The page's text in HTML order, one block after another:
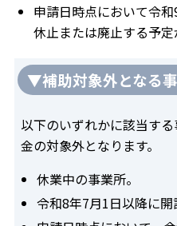
申請日時点において令
休止または廃止する予定
▼補助対象外となる
以下のいずれかに該当す
金の対象外となります。
休業中の事業所。
令和8年7月1日以降に開